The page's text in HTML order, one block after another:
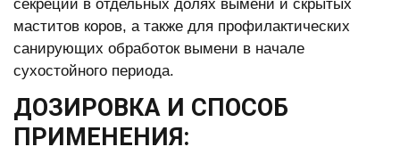
секреции в отдельных долях вымени и скрытых
маститов коров, а также для профилактических
санирующих обработок вымени в начале
сухостойного периода.
ДОЗИРОВКА И СПОСОБ
ПРИМЕНЕНИЯ: